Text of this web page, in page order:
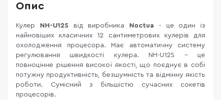
Опис
Кулер NH-U12S від виробника Noctua - це один із
найновіших класичних 12 сантиметрових кулерів для
охолодження процесора. Має автоматичну систему
регулювання швидкості кулера. NH-U12S - це
повноцінне рішення високої якості, що поєднує в собі
потужну продуктивність, безшумність та відмінну якість
роботи. Сумісний з більшістю сучасних сокетів
процесорів.